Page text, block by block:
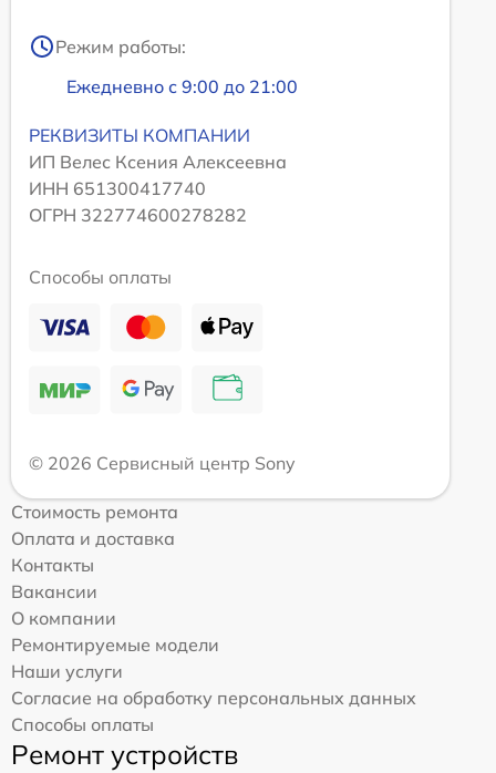
Режим работы:
Ежедневно с 9:00 до 21:00
РЕКВИЗИТЫ КОМПАНИИ
ИП Велес Ксения Алексеевна
ИНН 651300417740
ОГРН 322774600278282
Способы оплаты
© 2026 Сервисный центр Sony
Стоимость ремонта
Оплата и доставка
Контакты
Вакансии
О компании
Ремонтируемые модели
Наши услуги
Согласие на обработку персональных данных
Способы оплаты
Ремонт устройств